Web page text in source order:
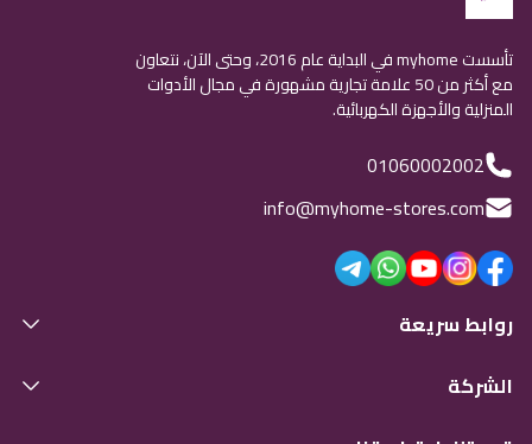
تأسست myhome في البداية عام 2016، وحتى الآن، نتعاون
مع أكثر من 50 علامة تجارية مشهورة في مجال الأدوات
المنزلية والأجهزة الكهربائية.
01060002002
info@myhome-stores.com
روابط سريعة
الشركة